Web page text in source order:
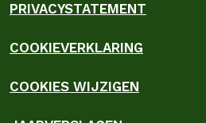
PRIVACYSTATEMENT
COOKIEVERKLARING
COOKIES WIJZIGEN